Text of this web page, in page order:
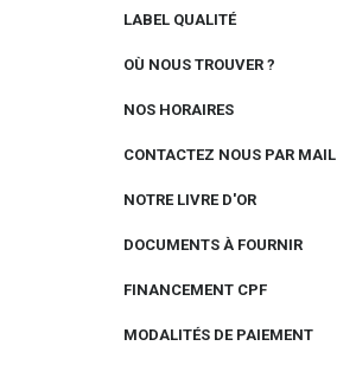
LABEL QUALITÉ
OÙ NOUS TROUVER ?
NOS HORAIRES
CONTACTEZ NOUS PAR MAIL
NOTRE LIVRE D'OR
DOCUMENTS À FOURNIR
FINANCEMENT CPF
MODALITÉS DE PAIEMENT